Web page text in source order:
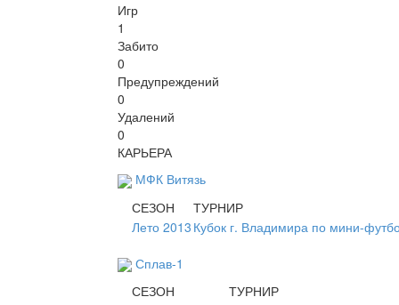
Игр
1
Забито
0
Предупреждений
0
Удалений
0
КАРЬЕРА
МФК Витязь
СЕЗОН
ТУРНИР
Лето 2013 Кубок г. Владимира по мини-
Сплав-1
СЕЗОН
ТУРНИР